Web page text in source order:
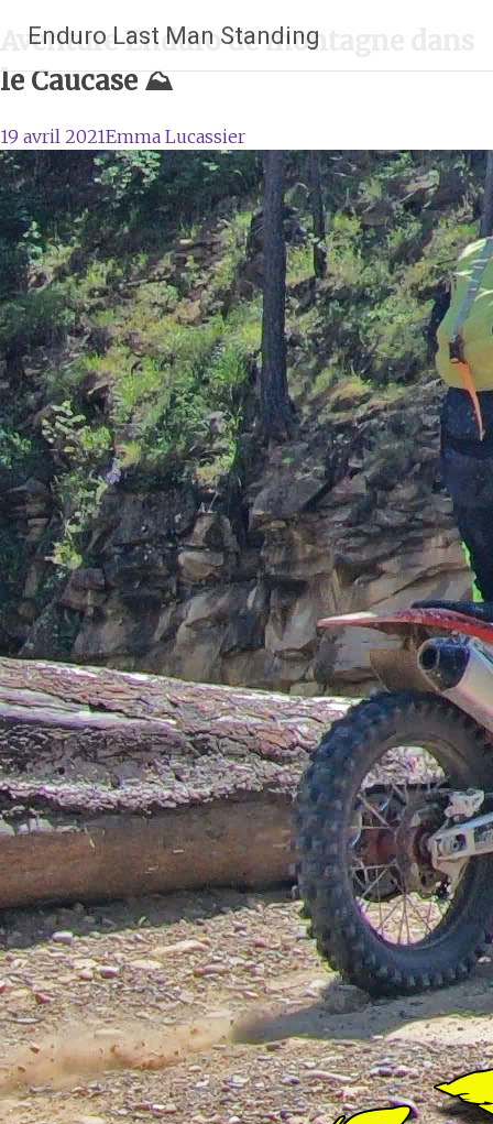
contenu
principal
Enduro Last Man Standing
Aventure Enduro de montagne dans
le Caucase ⛰️
19 avril 2021Emma Lucassier